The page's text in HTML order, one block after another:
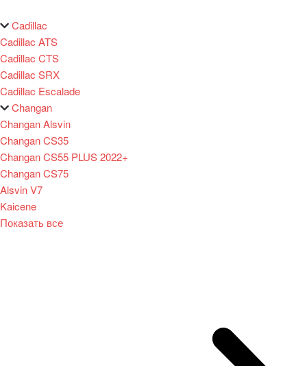
Cadillac
Cadillac ATS
Cadillac CTS
Cadillac SRX
Cadillac Escalade
Changan
Changan Alsvin
Changan CS35
Changan CS55 PLUS 2022+
Changan CS75
Alsvin V7
Kaicene
Показать все